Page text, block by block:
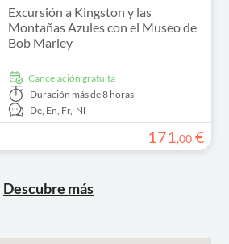
Excursión a Kingston y las
Montañas Azules con el Museo de
Bob Marley
cancelación gratuita
Duración más de 8 horas
De, En, Fr, Nl
171,00 €
Descubre más